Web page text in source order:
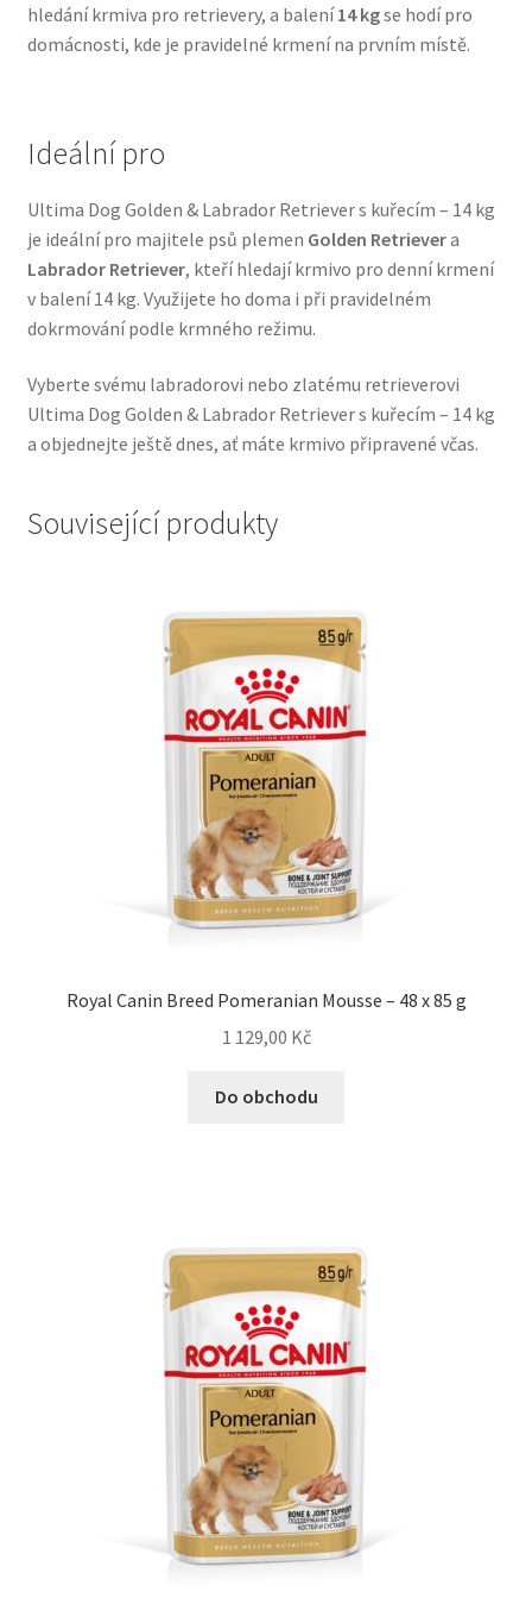
Veterinární dieta pro psy
Wolf of Wilderness
hledání krmiva pro retrievery, a balení14 kgse hodí pro
domácnosti, kde je pravidelné krmení na prvním místě.
Ideální pro
Ultima Dog Golden & Labrador Retriever s kuřecím – 14 kg
je ideální pro majitele psů plemen Golden Retrievera
Labrador Retriever, kteří hledají krmivo pro denní krmení
v balení 14 kg. Využijete ho doma i při pravidelném
dokrmování podle krmného režimu.
Vyberte svému labradorovi nebo zlatému retrieverovi
Ultima Dog Golden & Labrador Retriever s kuřecím – 14 kg
a objednejte ještě dnes, ať máte krmivo připravené včas.
Související produkty
Royal Canin Breed Pomeranian Mousse – 48 x 85 g
1 129,00 Kč
Do obchodu